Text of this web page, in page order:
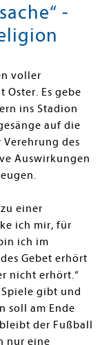
-
voller
Oster. Es gebe
ins Stadion
auf die
des
Auswirkungen
einer
ich mir, für
ich im
Gebet erhört
nicht erhört.“
gibt und
soll am Ende
der Fußball
nur eine